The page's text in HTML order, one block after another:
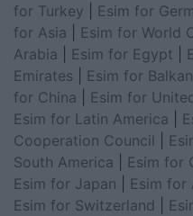
for Turkey
Esim for
for Asia
Esim for World
Arabia
Esim for Egypt
Emirates
Esim for
for China
Esim for
Esim for Latin America
Cooperation Council
South America
Esim for
Esim for Japan
Esim for
Esim for Switzerland